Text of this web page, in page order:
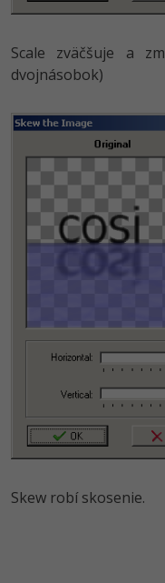
Scale zväčšuje a
dvojnásobok)
Skew robí skosenie.